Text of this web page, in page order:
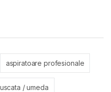
aspiratoare profesionale
/ umeda